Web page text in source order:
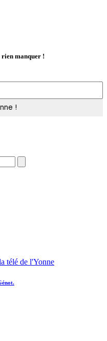
rien manquer !